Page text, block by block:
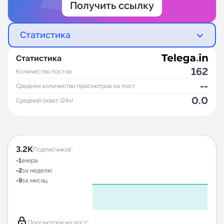
Получить ссылку
Статистика
Статистика
Количество постов 162
Среднее количество просмотров на пост --
Средний охват (24ч) 0.0
3.2KПодписчиков*
-1вчера
-2за неделю
-9за месяц
Просмотров на пост*